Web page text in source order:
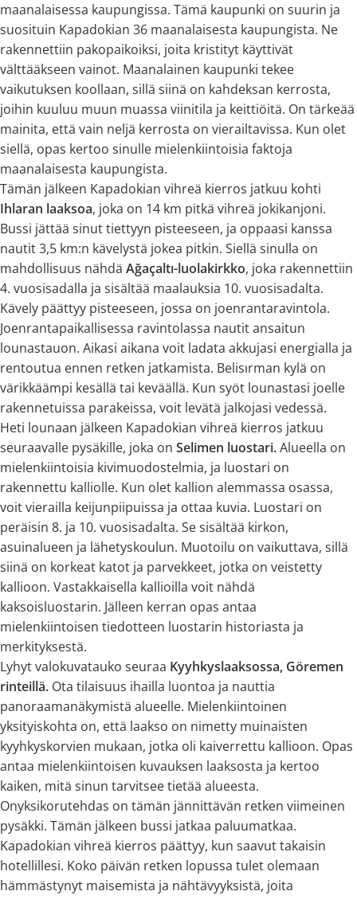
maanalaisessa kaupungissa. Tämä kaupunki on suurin ja
suosituin Kapadokian 36 maanalaisesta kaupungista. Ne
rakennettiin pakopaikoiksi, joita kristityt käyttivät
välttääkseen vainot. Maanalainen kaupunki tekee
vaikutuksen koollaan, sillä siinä on kahdeksan kerrosta,
joihin kuuluu muun muassa viinitila ja keittiöitä. On tärkeää
mainita, että vain neljä kerrosta on vierailtavissa. Kun olet
siellä, opas kertoo sinulle mielenkiintoisia faktoja
maanalaisesta kaupungista.
Tämän jälkeen Kapadokian vihreä kierros jatkuu kohti
Ihlaran laaksoa, joka on 14 km pitkä vihreä jokikanjoni.
Bussi jättää sinut tiettyyn pisteeseen, ja oppaasi kanssa
nautit 3,5 km:n kävelystä jokea pitkin. Siellä sinulla on
mahdollisuus nähdä Ağaçaltı-luolakirkko, joka rakennettiin
4. vuosisadalla ja sisältää maalauksia 10. vuosisadalta.
Kävely päättyy pisteeseen, jossa on joenrantaravintola.
Joenrantapaikallisessa ravintolassa nautit ansaitun
lounastauon. Aikasi aikana voit ladata akkujasi energialla ja
rentoutua ennen retken jatkamista. Belisırman kylä on
värikkäämpi kesällä tai keväällä. Kun syöt lounastasi joelle
rakennetuissa parakeissa, voit levätä jalkojasi vedessä.
Heti lounaan jälkeen Kapadokian vihreä kierros jatkuu
seuraavalle pysäkille, joka on Selimen luostari.Alueella on
mielenkiintoisia kivimuodostelmia, ja luostari on
rakennettu kalliolle. Kun olet kallion alemmassa osassa,
voit vierailla keijunpiipuissa ja ottaa kuvia. Luostari on
peräisin 8. ja 10. vuosisadalta. Se sisältää kirkon,
asuinalueen ja lähetyskoulun. Muotoilu on vaikuttava, sillä
siinä on korkeat katot ja parvekkeet, jotka on veistetty
kallioon. Vastakkaisella kallioilla voit nähdä
kaksoisluostarin. Jälleen kerran opas antaa
mielenkiintoisen tiedotteen luostarin historiasta ja
merkityksestä.
Lyhyt valokuvatauko seuraa Kyyhkyslaaksossa, Göremen
rinteillä. Ota tilaisuus ihailla luontoa ja nauttia
panoraamanäkymistä alueelle. Mielenkiintoinen
yksityiskohta on, että laakso on nimetty muinaisten
kyyhkyskorvien mukaan, jotka oli kaiverrettu kallioon. Opas
antaa mielenkiintoisen kuvauksen laaksosta ja kertoo
kaiken, mitä sinun tarvitsee tietää alueesta.
Onyksikorutehdas on tämän jännittävän retken viimeinen
pysäkki. Tämän jälkeen bussi jatkaa paluumatkaa.
Kapadokian vihreä kierros päättyy, kun saavut takaisin
hotellillesi. Koko päivän retken lopussa tulet olemaan
hämmästynyt maisemista ja nähtävyyksistä, joita